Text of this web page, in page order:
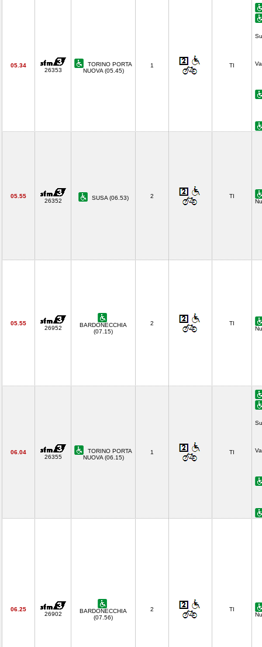
05.34
26353
TORINO PORTA
NUOVA (05.45)
1 TI
05.55
26352 SUSA (06.53) 2
TI
05.55
26952
BARDONECCHIA
(07.15)
2
TI
06.04
26355
TORINO PORTA
NUOVA (06.15)
1 TI
06.25
26902
BARDONECCHIA
(07.56)
2
TI